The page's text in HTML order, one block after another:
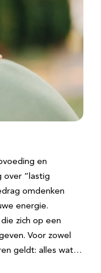
en
over “lastig
omdenken
energie.
zich op een
Voor zowel
geldt: alles wat…